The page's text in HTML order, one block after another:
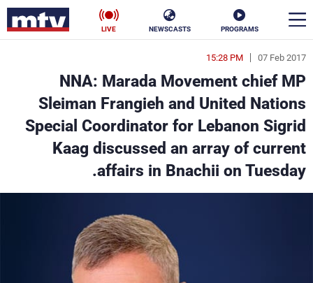
PROGRAMS
NEWSCASTS
LIVE
07 Feb 2017
15:28 PM
NNA: Marada Movement chief MP
Sleiman Frangieh and United Nations
Special Coordinator for Lebanon Sigrid
Kaag discussed an array of current
affairs in Bnachii on Tuesday.
en
الأخبار
سياسة ناس
إقتصاد
منوعات رياضة